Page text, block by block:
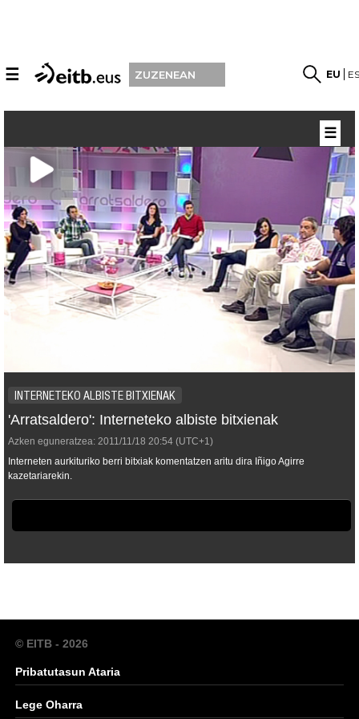
☰ ZUZENEAN EU
INTERNETEKO ALBISTE BITXIENAK
'Arratsaldero': Interneteko albiste bitxienak
Azken eguneratzea: 2011/11/18 20:54 (UTC+1)
Interneten aurkituriko berri bitxiak komentatzen aritu dira Iñigo Agirre
kazetariarekin.
☰
© EITB - 2026
Pribatutasun Ataria
Lege Oharra